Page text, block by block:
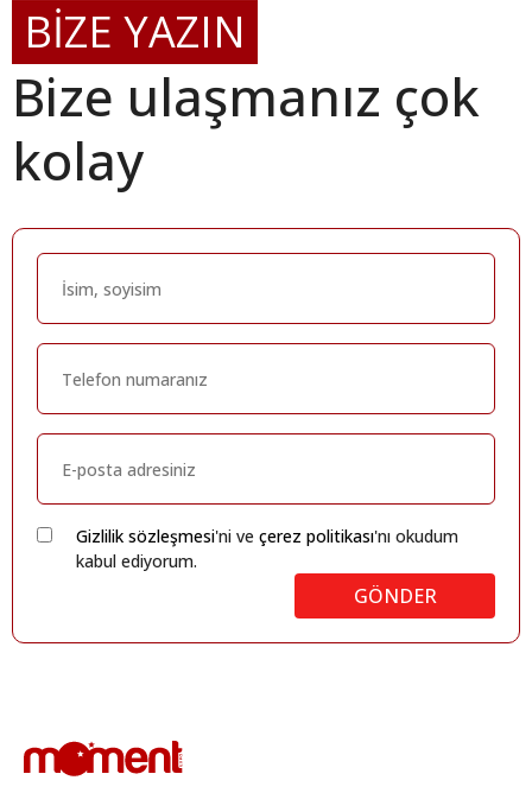
BİZE YAZIN
Bize ulaşmanız çok
kolay
Gizlilik sözleşmesi'ni ve çerez politikası'nı okudum
kabul ediyorum.
GÖNDER